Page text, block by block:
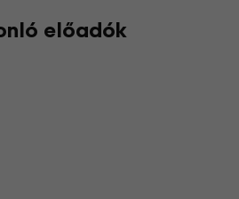
előadók